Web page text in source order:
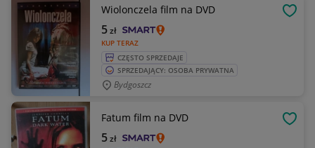
Wiolonczela film na DVD
KUP TERAZ
5zł
CZĘSTO SPRZEDAJE
SPRZEDAJĄCY: OSOBA PRYWATNA
Bydgoszcz
Fatum film na DVD
5zł